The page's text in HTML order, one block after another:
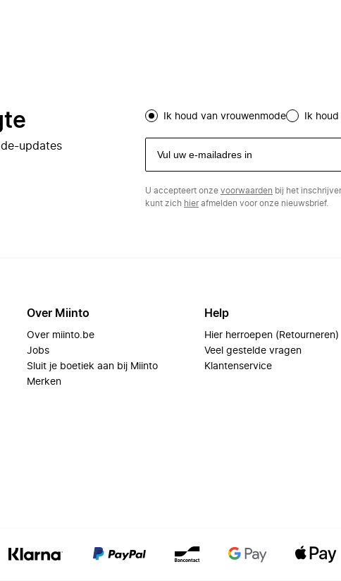
updates
Ik houd van vrouwenmode Ik
U accepteert onze voorwaarden bij het
kunt zich hierafmelden voor onze nieuwsbrief.
Over Miinto
Over miinto.be
Jobs
Sluit je boetiek aan bij Miinto
Merken
Help
Hier herroepen (Retourneren)
Veel gestelde vragen
Klantenservice